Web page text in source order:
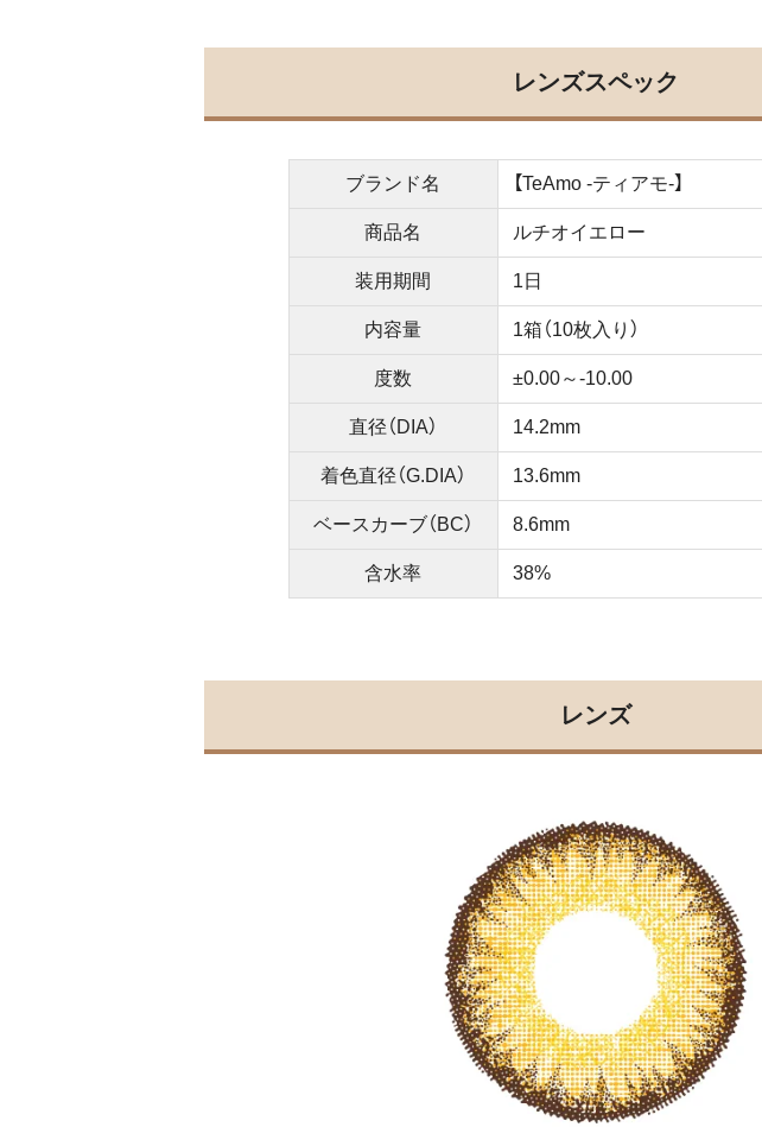
レンズスペック
ブランド名 【TeAmo -ティアモ-】
商品名 ルチオイエロー
装用期間 1日
内容量 1箱（10枚入り）
度数 ±0.00～-10.00
直径（DIA） 14.2mm
着色直径（G.DIA） 13.6mm
ベースカーブ（BC） 8.6mm
含水率 38%
レンズ